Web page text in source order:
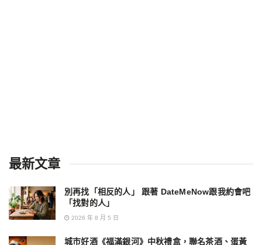
最新文章
別再找「相反的人」 跟著 DateMeNow跟我約會吧
「找對的人」
2026 年 8 月 5 日
城市好酒《福滿銀河》中秋禮盒，聯名茶酒、蛋黃